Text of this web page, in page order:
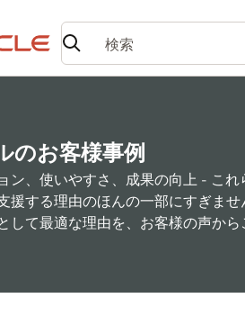
のお客様事例
ン、使いやすさ、成果の向上 - こ
援する理由のほんの一部にすぎま
して最適な理由を、お客様の声から